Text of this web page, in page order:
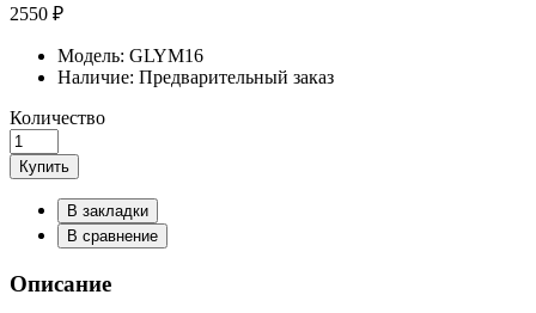
2550 ₽
Модель: GLYM16
Наличие: Предварительный заказ
Количество
Купить
В закладки
В сравнение
Описание